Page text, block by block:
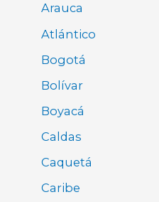
Arauca
Atlántico
Bogotá
Bolívar
Boyacá
Caldas
Caquetá
Caribe